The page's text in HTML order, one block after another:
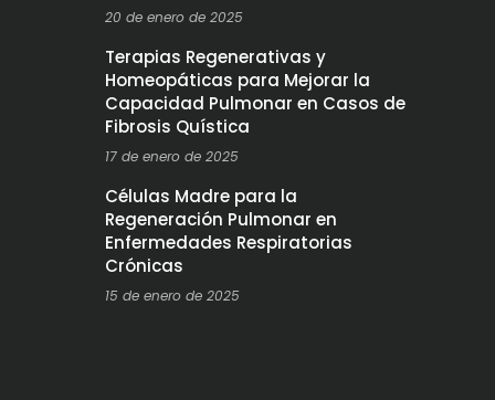
20 de enero de 2025
Terapias Regenerativas y
Homeopáticas para Mejorar la
Capacidad Pulmonar en Casos de
Fibrosis Quística
17 de enero de 2025
Células Madre para la
Regeneración Pulmonar en
Enfermedades Respiratorias
Crónicas
15 de enero de 2025